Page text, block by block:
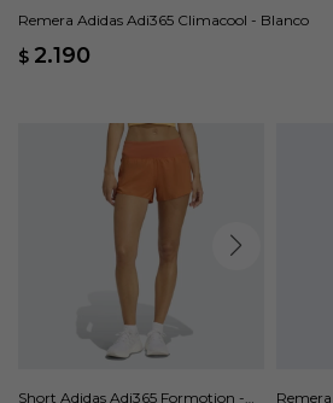
Remera Adidas Adi365 Climacool - Blanco
$ 2.190
Short Adidas Adi365 Formotion -